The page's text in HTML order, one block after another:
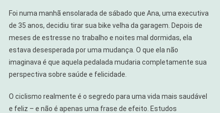
Para
Uma
Feliz
Foi numa manhã ensolarada de sábado que Ana, uma executiva
de 35 anos, decidiu tirar sua bike velha da garagem. Depois de
meses de estresse no trabalho e noites mal dormidas, ela
estava desesperada por uma mudança. O que ela não
imaginava é que aquela pedalada mudaria completamente sua
perspectiva sobre saúde e felicidade.
O ciclismo realmente é o segredo para uma vida mais saudável
e feliz – e não é apenas uma frase de efeito. Estudos